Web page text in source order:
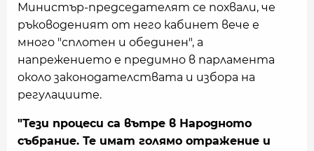
Министър-председателят се похвали, че
ръководеният от него кабинет вече е
много "сплотен и обединен", а
напрежението е предимно в парламента
около законодателствата и избора на
регулациите.
"Тези процеси са вътре в Народното
събрание. Те имат голямо отражение и